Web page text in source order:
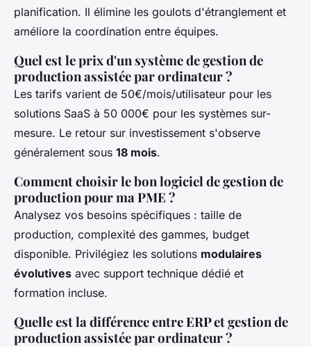
planification. Il élimine les goulots d'étranglement et
améliore la coordination entre équipes.
Quel est le prix d'un système de gestion de
production assistée par ordinateur ?
Les tarifs varient de 50€/mois/utilisateur pour les
solutions SaaS à 50 000€ pour les systèmes sur-
mesure. Le retour sur investissement s'observe
généralement sous 18 mois.
Comment choisir le bon logiciel de gestion de
production pour ma PME ?
Analysez vos besoins spécifiques : taille de
production, complexité des gammes, budget
disponible. Privilégiez les solutions modulaires
évolutives avec support technique dédié et
formation incluse.
Quelle est la différence entre ERP et gestion de
production assistée par ordinateur ?